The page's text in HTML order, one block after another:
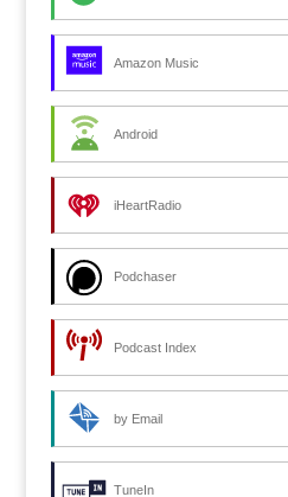
Amazon Music
Android
iHeartRadio
Podchaser
Podcast Index
by Email
TuneIn